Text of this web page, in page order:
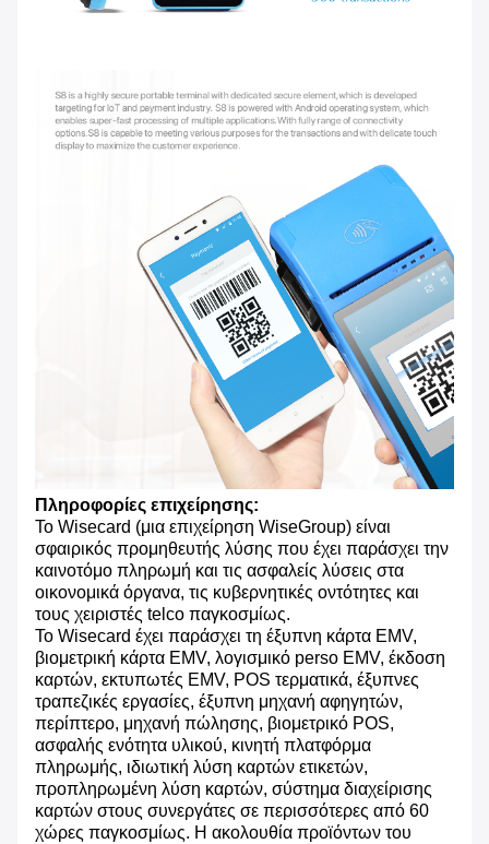
Πληροφορίες επιχείρησης:
Το Wisecard (μια επιχείρηση WiseGroup) είναι
σφαιρικός προμηθευτής λύσης που έχει παράσχει την
καινοτόμο πληρωμή και τις ασφαλείς λύσεις στα
οικονομικά όργανα, τις κυβερνητικές οντότητες και
τους χειριστές telco παγκοσμίως.
Το Wisecard έχει παράσχει τη έξυπνη κάρτα EMV,
βιομετρική κάρτα EMV, λογισμικό perso EMV, έκδοση
καρτών, εκτυπωτές EMV, POS τερματικά, έξυπνες
τραπεζικές εργασίες, έξυπνη μηχανή αφηγητών,
περίπτερο, μηχανή πώλησης, βιομετρικό POS,
ασφαλής ενότητα υλικού, κινητή πλατφόρμα
πληρωμής, ιδιωτική λύση καρτών ετικετών,
προπληρωμένη λύση καρτών, σύστημα διαχείρισης
καρτών στους συνεργάτες σε περισσότερες από 60
χώρες παγκοσμίως. Η ακολουθία προϊόντων του